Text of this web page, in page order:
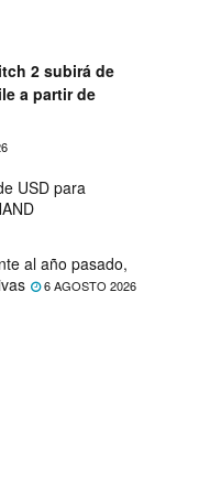
2 subirá de
a partir de
USD para
al año pasado,
6 AGOSTO 2026